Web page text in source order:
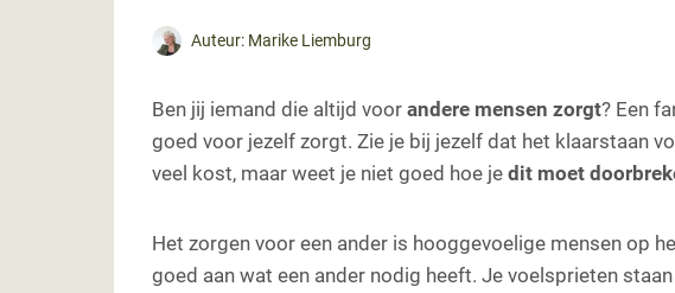
Auteur: Marike Liemburg
Ben jij iemand die altijd voor andere mensen zorgt? Een
goed voor jezelf zorgt. Zie je bij jezelf dat het klaarstaan
veel kost, maar weet je niet goed hoe je dit moet
Het zorgen voor een ander is hooggevoelige mensen op
goed aan wat een ander nodig heeft. Je voelsprieten